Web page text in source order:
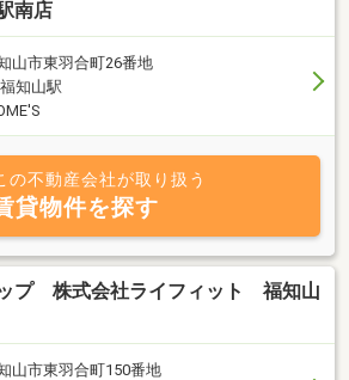
南店
山市東羽合町26番地
知山駅
の不動産会社が取り扱う
貸物件を探す
プ 株式会社ライフィット 福知山
山市東羽合町150番地